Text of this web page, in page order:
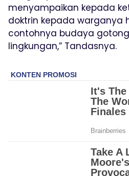
menyampaikan kepada
doktrin kepada warganya
contohnya budaya
lingkungan,” Tandasnya.